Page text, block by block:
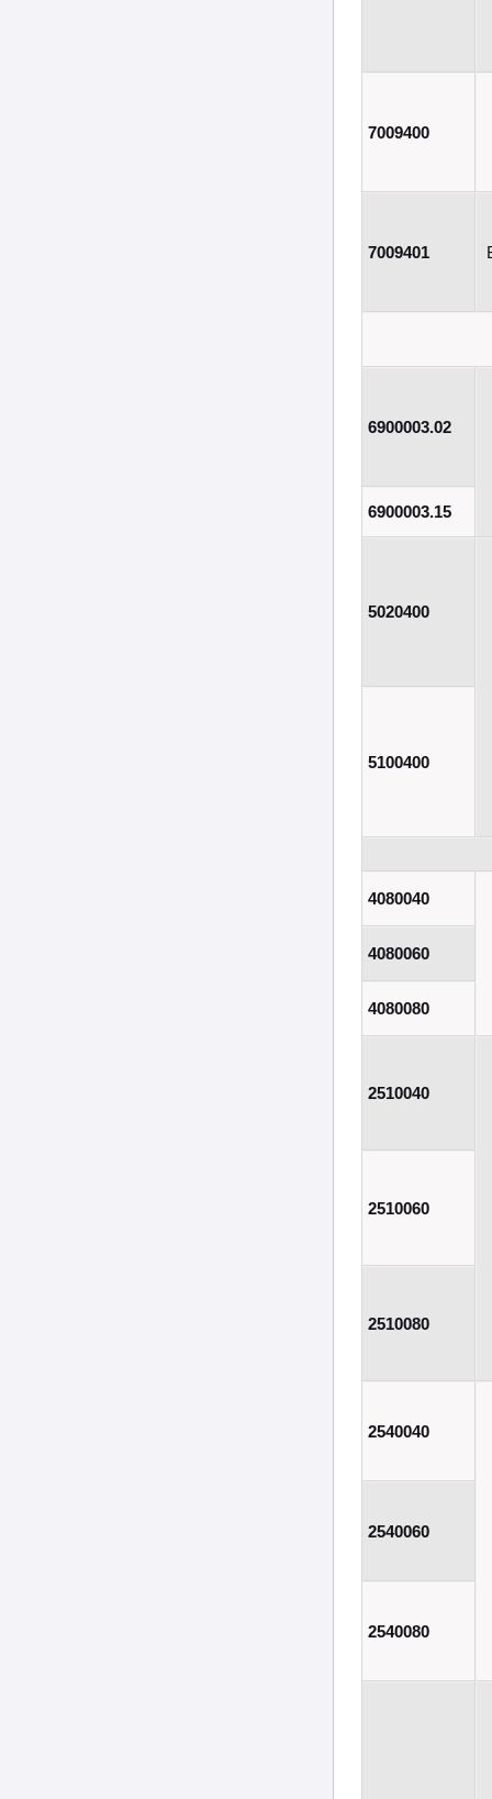
7009400
7009401
6900003.02
6900003.15
5020400
5100400
4080040
4080060
4080080
2510040
2510060
2510080
2540040
2540060
2540080